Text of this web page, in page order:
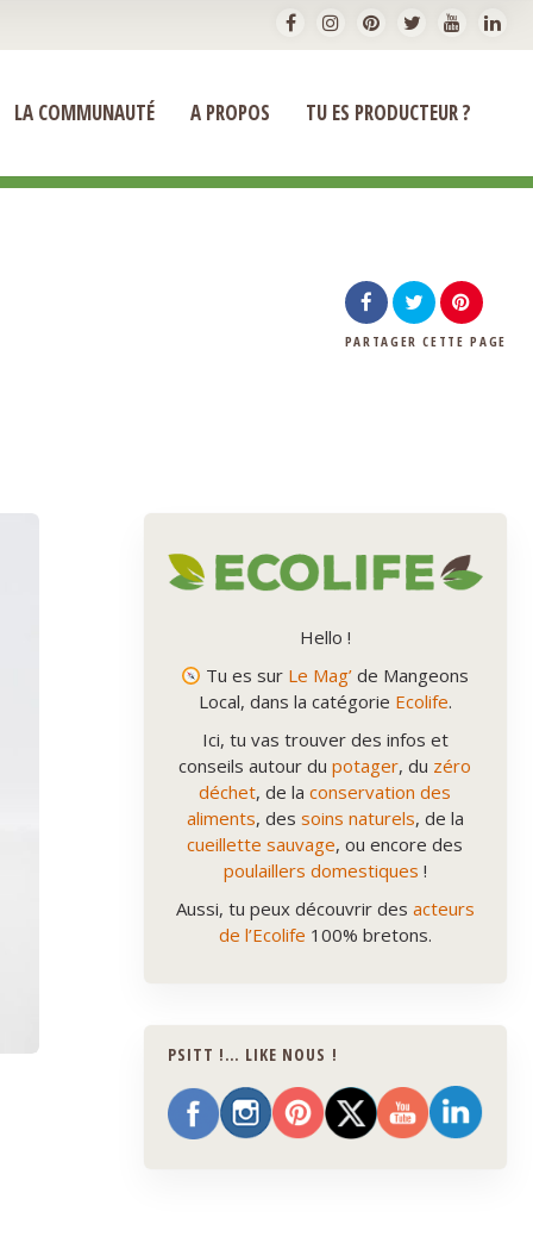
LA COMMUNAUTÉ A PROPOS TU ES PRODUCTEUR ?
PARTAGER CETTE PAGE
Hello !
Tu es sur Le Mag’ de Mangeons
Local, dans la catégorie Ecolife.
Ici, tu vas trouver des infos et
conseils autour dupotager, du zéro
déchet, de laconservation des
aliments, des soins naturels, de la
cueillette sauvage, ou encore des
poulaillers domestiques !
Aussi, tu peux découvrir des acteurs
de l’Ecolife 100% bretons.
PSITT !… LIKE NOUS !